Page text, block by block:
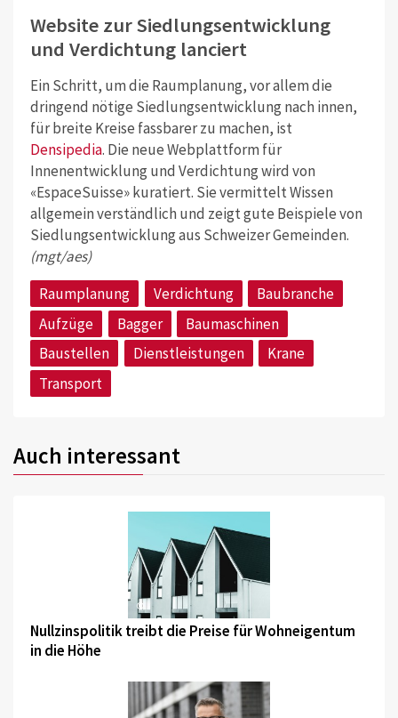
Website zur Siedlungsentwicklung
und Verdichtung lanciert
Ein Schritt, um die Raumplanung, vor allem die
dringend nötige Siedlungsentwicklung nach innen,
für breite Kreise fassbarer zu machen, ist
Densipedia. Die neue Webplattform für
Innenentwicklung und Verdichtung wird von
«EspaceSuisse» kuratiert. Sie vermittelt Wissen
allgemein verständlich und zeigt gute Beispiele von
Siedlungsentwicklung aus Schweizer Gemeinden.
(mgt/aes)
Raumplanung
Verdichtung
Baubranche
Aufzüge
Bagger
Baumaschinen
Baustellen
Dienstleistungen
Krane
Transport
Auch interessant
©
Nullzinspolitik treibt die Preise für Wohneigentum
in die Höhe